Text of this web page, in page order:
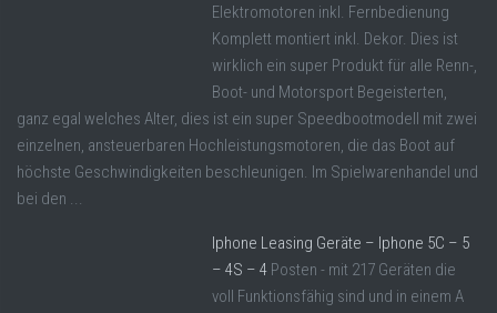
Elektromotoren inkl. Fernbedienung
Komplett montiert inkl. Dekor. Dies ist
wirklich ein super Produkt für alle Renn-,
Boot- und Motorsport Begeisterten,
ganz egal welches Alter, dies ist ein super Speedbootmodell mit zwei
einzelnen, ansteuerbaren Hochleistungsmotoren, die das Boot auf
höchste Geschwindigkeiten beschleunigen. Im Spielwarenhandel und
bei den ...
Iphone Leasing Geräte – Iphone 5C – 5
– 4S – 4 Posten - mit 217 Geräten die
voll Funktionsfähig sind und in einem A